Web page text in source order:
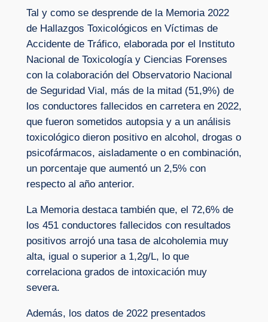
Tal y como se desprende de la Memoria 2022
de Hallazgos Toxicológicos en Víctimas de
Accidente de Tráfico, elaborada por el Instituto
Nacional de Toxicología y Ciencias Forenses
con la colaboración del Observatorio Nacional
de Seguridad Vial, más de la mitad (51,9%) de
los conductores fallecidos en carretera en 2022,
que fueron sometidos autopsia y a un análisis
toxicológico dieron positivo en alcohol, drogas o
psicofármacos, aisladamente o en combinación,
un porcentaje que aumentó un 2,5% con
respecto al año anterior.
La Memoria destaca también que, el 72,6% de
los 451 conductores fallecidos con resultados
positivos arrojó una tasa de alcoholemia muy
alta, igual o superior a 1,2g/L, lo que
correlaciona grados de intoxicación muy
severa.
Además, los datos de 2022 presentados